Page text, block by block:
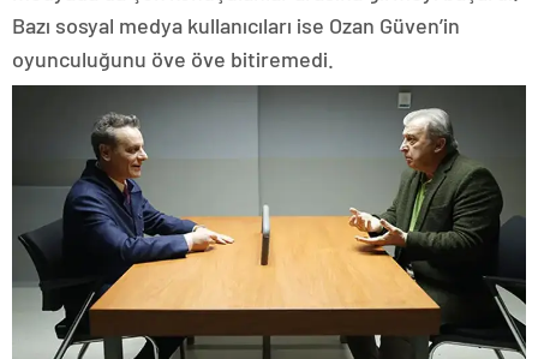
Bazı sosyal medya kullanıcıları ise Ozan Güven’in
oyunculuğunu öve öve bitiremedi.